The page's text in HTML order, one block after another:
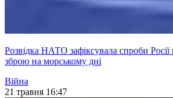
Розвідка НАТО зафіксувала спроби
зброю на морському дні
Війна
21 травня 16:47